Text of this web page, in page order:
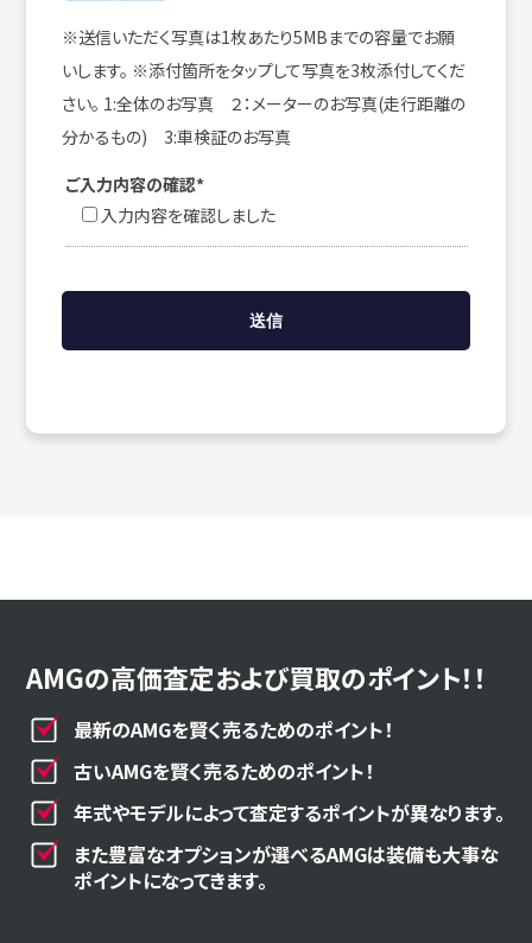
※送信いただく写真は1枚あたり5MBまでの容量でお願
いします。 ※添付箇所をタップして写真を3枚添付してくだ
さい。 1:全体のお写真 ２：メーターのお写真(走行距離の
分かるもの) 3:車検証のお写真
ご入力内容の確認*
入力内容を確認しました
AMGの高価査定および買取のポイント！！
最新のAMGを賢く売るためのポイント！
古いAMGを賢く売るためのポイント！
年式やモデルによって査定するポイントが異なります。
また豊富なオプションが選べるAMGは装備も大事な
ポイントになってきます。